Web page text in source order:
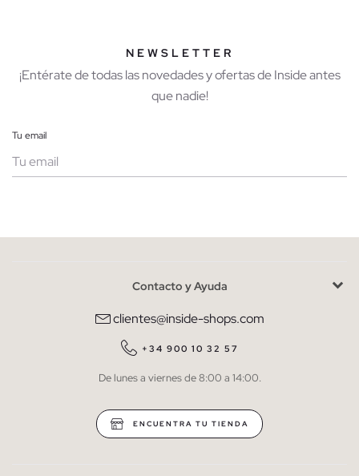
NEWSLETTER
¡Entérate de todas las novedades y ofertas de Inside antes
que nadie!
Tu email
He leído y entiendo lapolítica de privacidad
QUIERO SUSCRIBIRME
* Puedes cancelar la suscripción en cualquier momento.
Contacto y Ayuda
clientes@inside-shops.com
+34 900 10 32 57
De lunes a viernes de 8:00 a 14:00.
ENCUENTRA TU TIENDA